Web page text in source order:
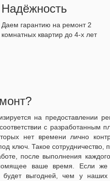
Надёжность
Даем гарантию на ремонт 2
комнатных квартир до 4-х лет
на предоставлении
с
нет времени лично
ключ. Такое
после выполнения
ваше время. Если
будет выгодней, чем у